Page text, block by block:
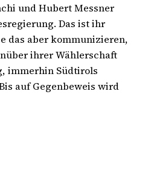
und Hubert Messner
Das ist ihr
das aber kommunizieren,
ihrer Wählerschaft
immerhin Südtirols
auf Gegenbeweis wird